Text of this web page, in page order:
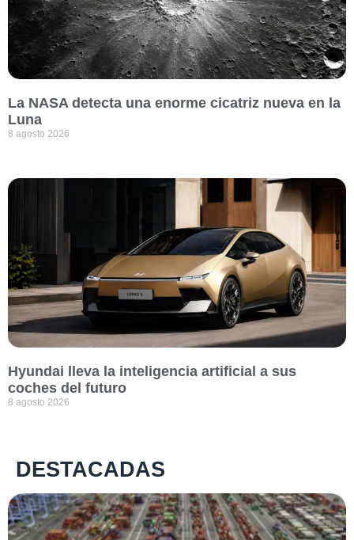
La NASA detecta una enorme cicatriz nueva en la
Luna
8 agosto 2026
Hyundai lleva la inteligencia artificial a sus
coches del futuro
8 agosto 2026
DESTACADAS